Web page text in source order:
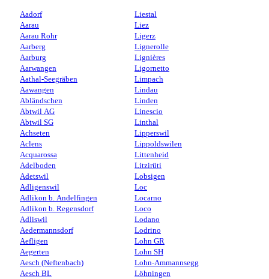
Aadorf
Aarau
Aarau Rohr
Aarberg
Aarburg
Aarwangen
Aathal-Seegräben
Aawangen
Abländschen
Abtwil AG
Abtwil SG
Achseten
Aclens
Acquarossa
Adelboden
Adetswil
Adligenswil
Adlikon b. Andelfingen
Adlikon b. Regensdorf
Adliswil
Aedermannsdorf
Aefligen
Aegerten
Aesch (Neftenbach)
Aesch BL
Liestal
Liez
Ligerz
Lignerolle
Lignières
Ligornetto
Limpach
Lindau
Linden
Linescio
Linthal
Lipperswil
Lippoldswilen
Littenheid
Litzirüti
Lobsigen
Loc
Locarno
Loco
Lodano
Lodrino
Lohn GR
Lohn SH
Lohn-Ammannsegg
Löhningen